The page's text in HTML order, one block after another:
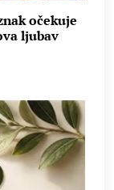
očekuje
ljubav